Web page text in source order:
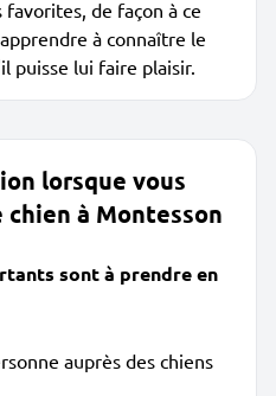
de façon à ce
à connaître le
puisse lui faire plaisir.
lorsque vous
à Montesson
sont à prendre en
auprès des chiens